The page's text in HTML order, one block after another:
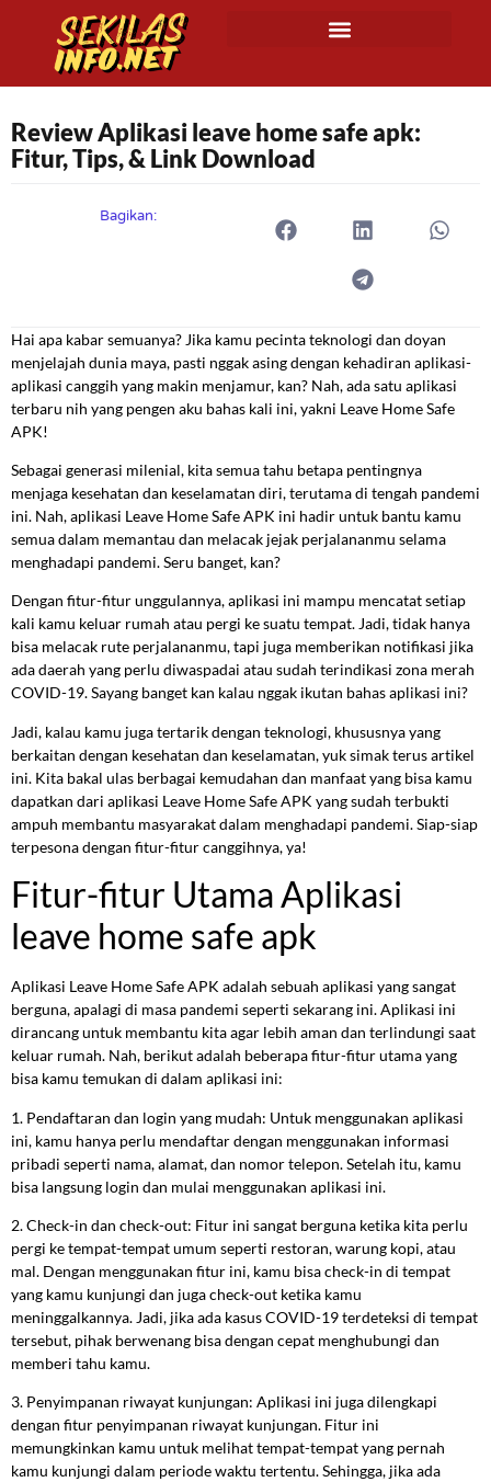
Review Aplikasi leave home safe apk:
Fitur, Tips, & Link Download
Bagikan:
Hai apa kabar semuanya? Jika kamu pecinta teknologi dan doyan
menjelajah dunia maya, pasti nggak asing dengan kehadiran aplikasi-
aplikasi canggih yang makin menjamur, kan? Nah, ada satu aplikasi
terbaru nih yang pengen aku bahas kali ini, yakni Leave Home Safe
APK!
Sebagai generasi milenial, kita semua tahu betapa pentingnya
menjaga kesehatan dan keselamatan diri, terutama di tengah pandemi
ini. Nah, aplikasi Leave Home Safe APK ini hadir untuk bantu kamu
semua dalam memantau dan melacak jejak perjalananmu selama
menghadapi pandemi. Seru banget, kan?
Dengan fitur-fitur unggulannya, aplikasi ini mampu mencatat setiap
kali kamu keluar rumah atau pergi ke suatu tempat. Jadi, tidak hanya
bisa melacak rute perjalananmu, tapi juga memberikan notifikasi jika
ada daerah yang perlu diwaspadai atau sudah terindikasi zona merah
COVID-19. Sayang banget kan kalau nggak ikutan bahas aplikasi ini?
Jadi, kalau kamu juga tertarik dengan teknologi, khususnya yang
berkaitan dengan kesehatan dan keselamatan, yuk simak terus artikel
ini. Kita bakal ulas berbagai kemudahan dan manfaat yang bisa kamu
dapatkan dari aplikasi Leave Home Safe APK yang sudah terbukti
ampuh membantu masyarakat dalam menghadapi pandemi. Siap-siap
terpesona dengan fitur-fitur canggihnya, ya!
Fitur-fitur Utama Aplikasi
leave home safe apk
Aplikasi Leave Home Safe APK adalah sebuah aplikasi yang sangat
berguna, apalagi di masa pandemi seperti sekarang ini. Aplikasi ini
dirancang untuk membantu kita agar lebih aman dan terlindungi saat
keluar rumah. Nah, berikut adalah beberapa fitur-fitur utama yang
bisa kamu temukan di dalam aplikasi ini:
1. Pendaftaran dan login yang mudah: Untuk menggunakan aplikasi
ini, kamu hanya perlu mendaftar dengan menggunakan informasi
pribadi seperti nama, alamat, dan nomor telepon. Setelah itu, kamu
bisa langsung login dan mulai menggunakan aplikasi ini.
2. Check-in dan check-out: Fitur ini sangat berguna ketika kita perlu
pergi ke tempat-tempat umum seperti restoran, warung kopi, atau
mal. Dengan menggunakan fitur ini, kamu bisa check-in di tempat
yang kamu kunjungi dan juga check-out ketika kamu
meninggalkannya. Jadi, jika ada kasus COVID-19 terdeteksi di tempat
tersebut, pihak berwenang bisa dengan cepat menghubungi dan
memberi tahu kamu.
3. Penyimpanan riwayat kunjungan: Aplikasi ini juga dilengkapi
dengan fitur penyimpanan riwayat kunjungan. Fitur ini
memungkinkan kamu untuk melihat tempat-tempat yang pernah
kamu kunjungi dalam periode waktu tertentu. Sehingga, jika ada